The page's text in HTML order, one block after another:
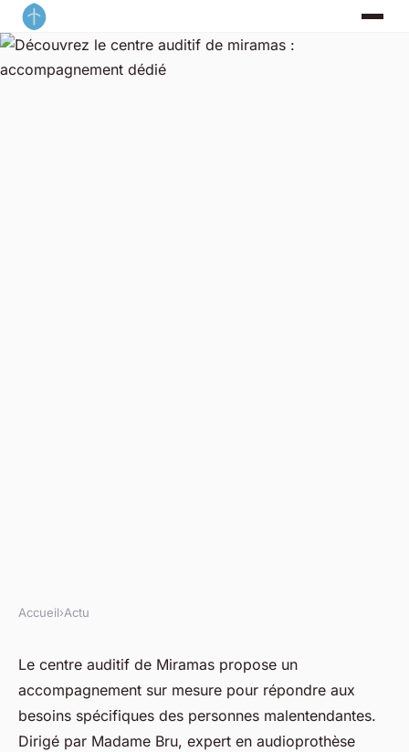
Découvrez le centre auditif de
miramas : accompagnement
dédié
Accueil›Actu
Le centre auditif de Miramas propose un
accompagnement sur mesure pour répondre aux
besoins spécifiques des personnes malentendantes.
Dirigé par Madame Bru, expert en audioprothèse